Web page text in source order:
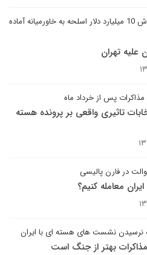
آمریکا برای فروش 10 میلیارد دلار اسلحه به خاورمیانه آماده
علیه تهران
مذاکرات پس از خرداد ماه
تاثیری واقعی بر پرونده هسته
در فارن پالیسی
معامله کنیم؟
نرسیدن نشست های هسته ای با ایران
بهتر از جنگ است